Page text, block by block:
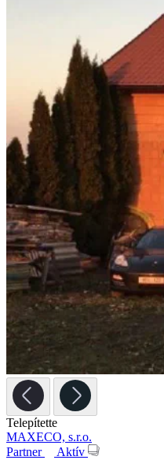
Telepítette
MAXECO, s.r.o.
Partner
Aktív